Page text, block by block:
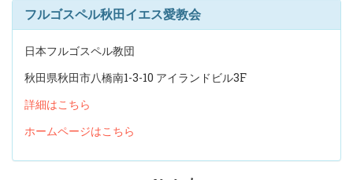
フルゴスペル秋田イエス愛教会
日本フルゴスペル教団
秋田県秋田市八橋南1-3-10 アイランドビル3F
詳細はこちら
ホームページはこちら